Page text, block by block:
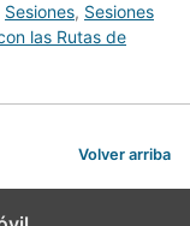
Sesiones, Sesiones
las Rutas de
Volver arriba